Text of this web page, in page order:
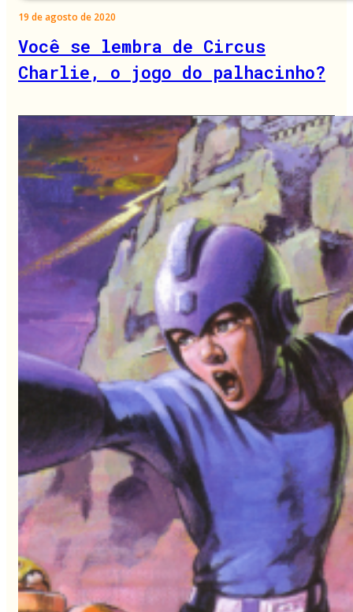
19 de agosto de 2020
Você se lembra de Circus
Charlie, o jogo do palhacinho?